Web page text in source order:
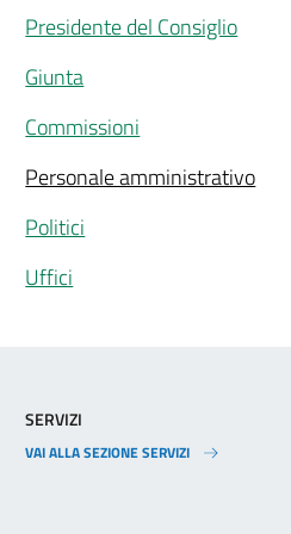
Presidente del Consiglio
Giunta
Commissioni
Personale amministrativo
Politici
Uffici
SERVIZI
VAI ALLA SEZIONE SERVIZI